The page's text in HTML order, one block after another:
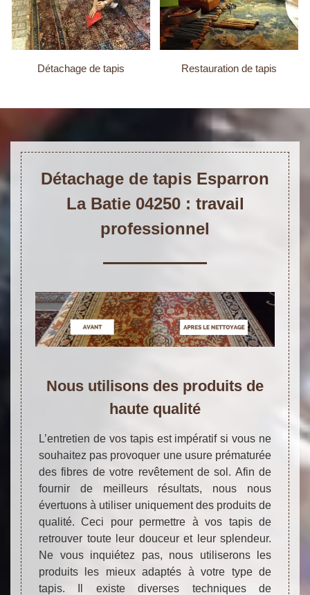
Détachage de tapis Restauration de tapis
Détachage de tapis Esparron
La Batie 04250 : travail
professionnel
Nous utilisons des produits de
haute qualité
L’entretien de vos tapis est impératif si vous ne
souhaitez pas provoquer une usure prématurée
des fibres de votre revêtement de sol. Afin de
fournir de meilleurs résultats, nous nous
évertuons à utiliser uniquement des produits de
qualité. Ceci pour permettre à vos tapis de
retrouver toute leur douceur et leur splendeur.
Ne vous inquiétez pas, nous utiliserons les
produits les mieux adaptés à votre type de
tapis. Il existe diverses techniques de